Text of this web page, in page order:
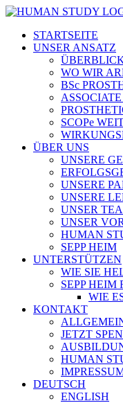
STARTSEITE
UNSER ANSATZ
WO WIR
BSc
SCOPe
ÜBER UNS
UNSERE
UNSERE
UNSERE
UNSER
UNSER
HUMAN
SEPP HEIM
UNTERSTÜTZEN
WIE SIE
SEPP HEIM
WIE
KONTAKT
JETZT
HUMAN
DEUTSCH
ENGLISH